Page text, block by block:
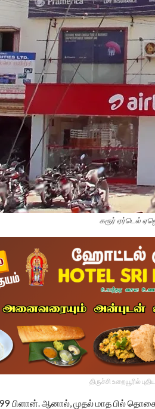
கரூர் ஏர்டெல்
திருச்சி உறையூரில்
ஆனால், முதல் மாத பில்